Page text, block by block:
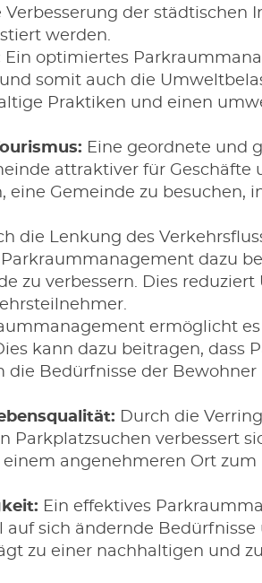
der städtischen
werden.
Ein optimiertes
somit auch die
Praktiken und einen
Eine geordnete und
attraktiver für Geschäfte
eine Gemeinde zu besuchen,
die Lenkung des
dazu
zu verbessern. Dies
ermöglicht
kann dazu beitragen, dass
die Bedürfnisse der
Durch die
Parkplatzsuchen verbessert
angenehmeren Ort zum
Ein effektives
sich ändernde
zu einer nachhaltigen und